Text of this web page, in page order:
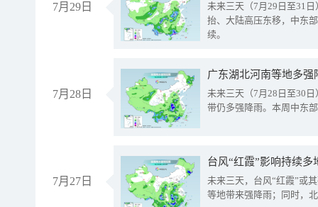
7月29日
未来三天（7月29日至31
抬、大陆高压东移，中东
续。
7月28日
广东湖北河南等地多
未来三天（7月28日至30
带仍多强降雨。本周中东
7月27日
台风“红霞”影响持续
未来三天，台风“红霞”或
等地带来强降雨；同时，